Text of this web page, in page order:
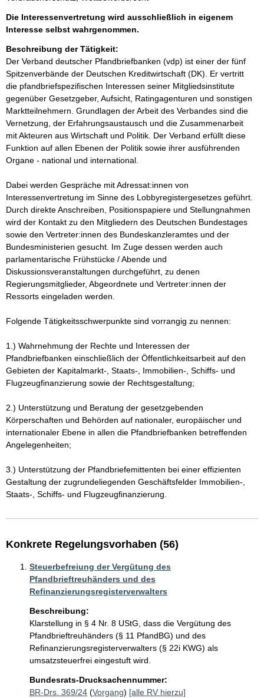
Die Interessenvertretung wird ausschließlich in eigenem
Interesse selbst wahrgenommen.
Beschreibung der Tätigkeit:
Der Verband deutscher Pfandbriefbanken (vdp) ist einer der fünf
Spitzenverbände der Deutschen Kreditwirtschaft (DK). Er vertritt
die pfandbriefspezifischen Interessen seiner Mitgliedsinstitute
gegenüber Gesetzgeber, Aufsicht, Ratingagenturen und sonstigen
Marktteilnehmern. Grundlagen der Arbeit des Verbandes sind die
Vernetzung, der Erfahrungsaustausch und die Zusammenarbeit
mit Akteuren aus Wirtschaft und Politik. Der Verband erfüllt diese
Funktion auf allen Ebenen der Politik sowie ihrer ausführenden
Organe - national und international.
Dabei werden Gespräche mit Adressat:innen von
Interessenvertretung im Sinne des Lobbyregistergesetzes geführt.
Durch direkte Anschreiben, Positionspapiere und Stellungnahmen
wird der Kontakt zu den Mitgliedern des Deutschen Bundestages
sowie den Vertreter:innen des Bundeskanzleramtes und der
Bundesministerien gesucht. Im Zuge dessen werden auch
parlamentarische Frühstücke / Abende und
Diskussionsveranstaltungen durchgeführt, zu denen
Regierungsmitglieder, Abgeordnete und Vertreter:innen der
Ressorts eingeladen werden.
Folgende Tätigkeitsschwerpunkte sind vorrangig zu nennen:
1.) Wahrnehmung der Rechte und Interessen der
Pfandbriefbanken einschließlich der Öffentlichkeitsarbeit auf den
Gebieten der Kapitalmarkt-, Staats-, Immobilien-, Schiffs- und
Flugzeugfinanzierung sowie der Rechtsgestaltung;
2.) Unterstützung und Beratung der gesetzgebenden
Körperschaften und Behörden auf nationaler, europäischer und
internationaler Ebene in allen die Pfandbriefbanken betreffenden
Angelegenheiten;
3.) Unterstützung der Pfandbriefemittenten bei einer effizienten
Gestaltung der zugrundeliegenden Geschäftsfelder Immobilien-,
Staats-, Schiffs- und Flugzeugfinanzierung.
Konkrete Regelungsvorhaben (56)
Steuerbefreiung der Vergütung des
Pfandbrieftreuhänders und des
Refinanzierungsregisterverwalters
Beschreibung:
Klarstellung in § 4 Nr. 8 UStG, dass die Vergütung des
Pfandbrieftreuhänders (§ 11 PfandBG) und des
Refinanzierungsregisterverwalters (§ 22i KWG) als
umsatzsteuerfrei eingestuft wird.
Bundesrats-Drucksachennummer:
BR-Drs. 369/24 (Vorgang) [alle RV hierzu]